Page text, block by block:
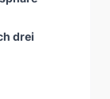
drei